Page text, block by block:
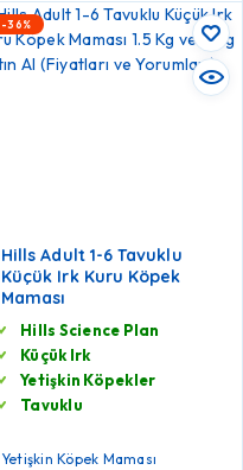
-36%
Hills Adult 1-6 Tavuklu
Küçük Irk Kuru Köpek
Maması
Hills Science Plan
Küçük Irk
Yetişkin Köpekler
Tavuklu
Yetişkin Köpek Maması